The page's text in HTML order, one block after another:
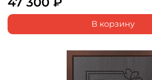
В корзину